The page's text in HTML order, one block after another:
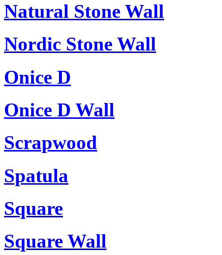
Natural Stone Wall
Nordic Stone Wall
Onice D
Onice D Wall
Scrapwood
Spatula
Square
Square Wall